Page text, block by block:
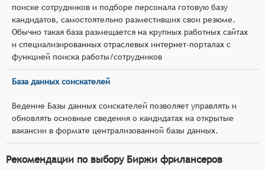
поиске сотрудников и подборе персонала готовую базу
кандидатов, самостоятельно разместивших свои резюме.
Обычно такая база размещается на крупных работных сайтах
и специализированных отраслевых интернет-порталах с
функцией поиска работы/сотрудников
База данных соискателей
Ведение Базы данных соискателей позволяет управлять и
обновлять основные сведения о кандидатах на открытые
вакансии в формате централизованной базы данных.
Рекомендации по выбору Биржи фрилансеров